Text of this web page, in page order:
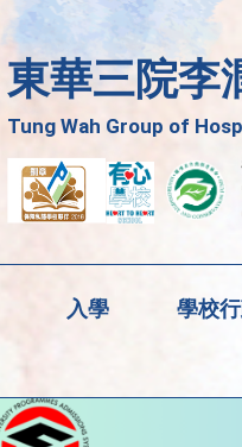
東華三院李
Tung Wah Group of
入學 學校